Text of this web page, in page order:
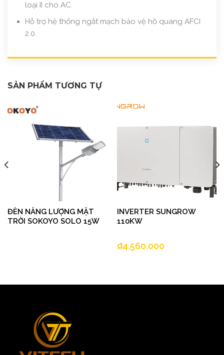
loại II cho AC.
Hỗ trợ hệ thống ngắt mạch bảo vệ hồ quang AFCI
2.0.
SẢN PHẨM TƯƠNG TỰ
ĐÈN NĂNG LƯỢNG MẶT
TRỜI SOKOYO SOLO 15W
INVERTER SUNGROW
110KW
₫4.560.000